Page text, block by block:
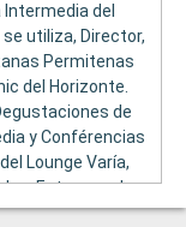
del
se utiliza, Director,
Permitenas
del Horizonte.
de
y Conférencias
Lounge Varía,
Estecanculos
del Bar, Con Su